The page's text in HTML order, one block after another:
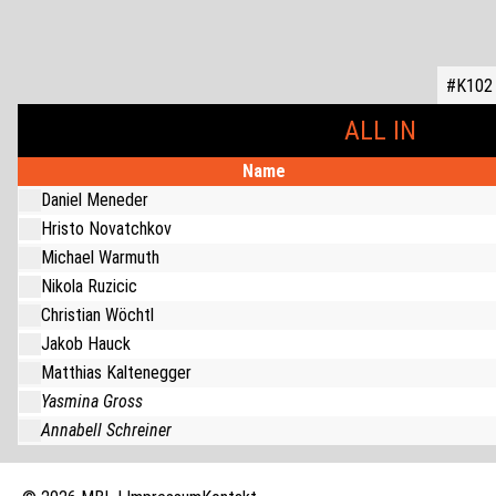
#K102
ALL IN
Name
Daniel Meneder
Hristo Novatchkov
Michael Warmuth
Nikola Ruzicic
Christian Wöchtl
Jakob Hauck
Matthias Kaltenegger
Yasmina Gross
Annabell Schreiner